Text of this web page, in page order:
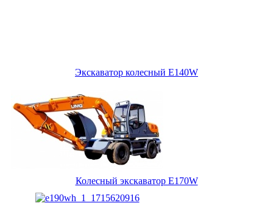
Экскаватор колесный E140W
Колесный экскаватор E170W